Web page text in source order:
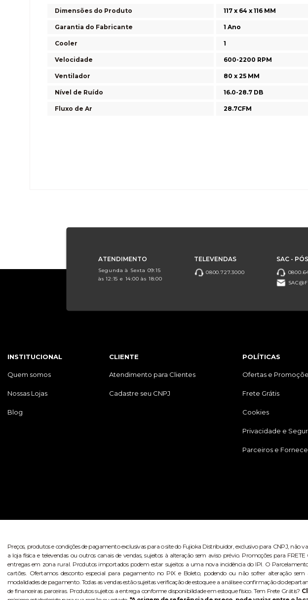
Dimensões do Produto
117 x 64 x 116 MM
Garantia do Fabricante 1 Ano
Cooler 1
Velocidade 600-2200 RPM
Ventilador 80 x 25 MM
Nível de Ruído 16.0-28.7 DB
Fluxo de Ar 28.7CFM
ATENDIMENTO
Segunda à Sexta 09:15
às 12:15 e 14:00 às 18:00
TELEVENDAS
0800.727.3000
SAC -
INSTITUCIONAL
Quem somos
Nossas Lojas
Blog
CLIENTE
Atendimento para Clientes
Cadastre seu CNPJ
POLÍTICAS
Ofertas e
Frete Grátis
Cookies
Privacidade e
Parceiros e
Preços, produtos e condições de pagamento exclusivas para o site do Fujioka Distribuidor, exclusivo para CNPJ, não
a loja física e televendas ou outros canais de vendas, sujeitos à alteração sem aviso prévio. Promoções para
entregas em zona rural. Produtos importados podem estar sujeitos a uma nova incidência do IPI. O
cartões. Ofertamos desconto especial para pagamento no PIX e Boleto, podendo ou não sofrer alteração
modalidades de pagamento. Todas as vendas estão sujeitas verificação de estoque e a análise e confirmação do
de financeiras parceiras. Produtos sujeitos a entrega conforme disponibilidade em estoque físico. Tem Frete Grátis?